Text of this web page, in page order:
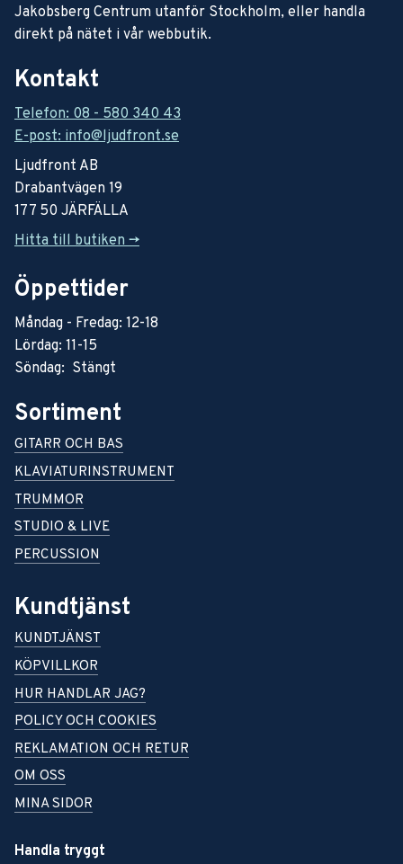
Jakobsberg Centrum utanför Stockholm, eller handla
direkt på nätet i vår webbutik.
Kontakt
Telefon: 08 - 580 340 43
E-post: info@ljudfront.se
Ljudfront AB
Drabantvägen 19
177 50 JÄRFÄLLA
Hitta till butiken ->
Öppettider
Måndag - Fredag: 12-18
Lördag: 11-15
Söndag: Stängt
Sortiment
GITARR OCH BAS
KLAVIATURINSTRUMENT
TRUMMOR
STUDIO & LIVE
PERCUSSION
Kundtjänst
KUNDTJÄNST
KÖPVILLKOR
HUR HANDLAR JAG?
POLICY OCH COOKIES
REKLAMATION OCH RETUR
OM OSS
MINA SIDOR
Handla tryggt